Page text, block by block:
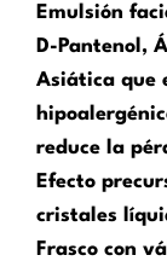
Emulsión
D-Pantenol,
Asiática que
reduce la
Efecto
cristales
Frasco con